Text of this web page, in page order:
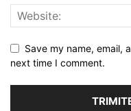
Save my name, email,
next time I comment.